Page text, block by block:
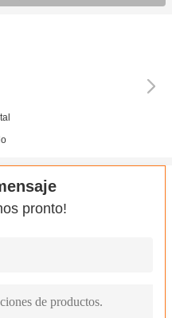
pronto!